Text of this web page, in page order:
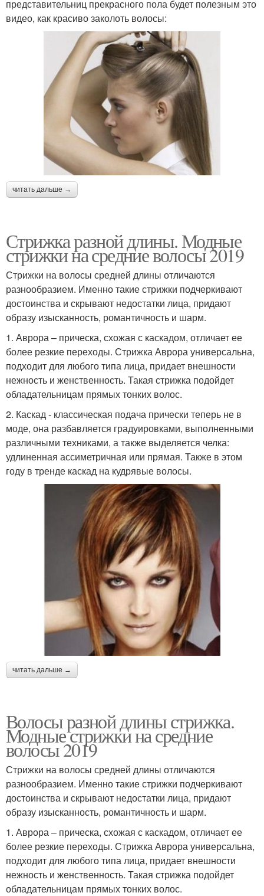
представительниц прекрасного пола будет полезным это
видео, как красиво заколоть волосы:
читать дальше →
Стрижка разной длины. Модные
стрижки на средние волосы 2019
Стрижки на волосы средней длины отличаются
разнообразием. Именно такие стрижки подчеркивают
достоинства и скрывают недостатки лица, придают
образу изысканность, романтичность и шарм.
1. Аврора – прическа, схожая с каскадом, отличает ее
более резкие переходы. Стрижка Аврора универсальна,
подходит для любого типа лица, придает внешности
нежность и женственность. Такая стрижка подойдет
обладательницам прямых тонких волос.
2. Каскад - классическая подача прически теперь не в
моде, она разбавляется градуировками, выполненными
различными техниками, а также выделяется челка:
удлиненная ассиметричная или прямая. Также в этом
году в тренде каскад на кудрявые волосы.
читать дальше →
Волосы разной длины стрижка.
Модные стрижки на средние
волосы 2019
Стрижки на волосы средней длины отличаются
разнообразием. Именно такие стрижки подчеркивают
достоинства и скрывают недостатки лица, придают
образу изысканность, романтичность и шарм.
1. Аврора – прическа, схожая с каскадом, отличает ее
более резкие переходы. Стрижка Аврора универсальна,
подходит для любого типа лица, придает внешности
нежность и женственность. Такая стрижка подойдет
обладательницам прямых тонких волос.